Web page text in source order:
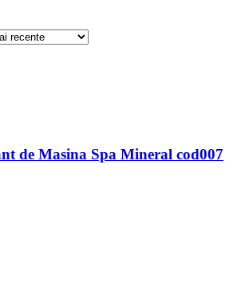
de Masina Spa Mineral cod007